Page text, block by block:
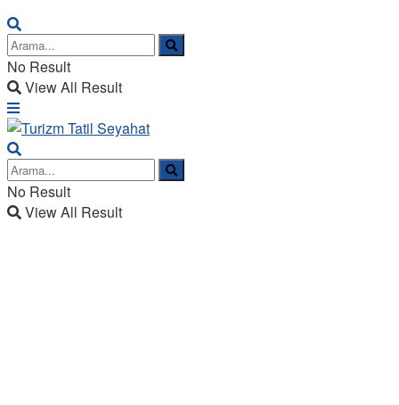
No Result
View All Result
No Result
View All Result